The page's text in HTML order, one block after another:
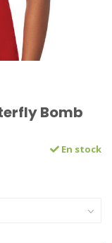
Bomb
En stock